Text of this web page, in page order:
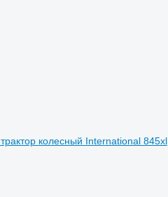
трактор колесный International 845xl